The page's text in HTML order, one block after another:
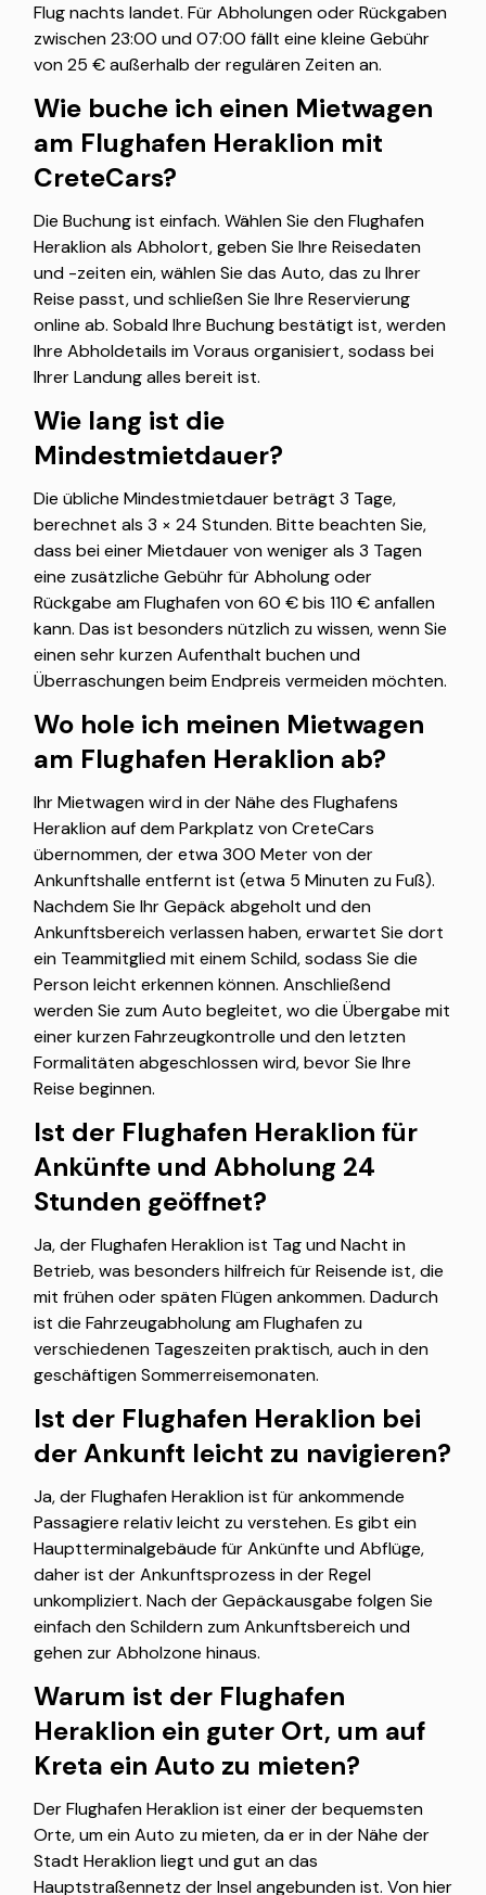
Flug nachts landet. Für Abholungen oder Rückgaben
zwischen 23:00 und 07:00 fällt eine kleine Gebühr
von 25 € außerhalb der regulären Zeiten an.
Wie buche ich einen Mietwagen
am Flughafen Heraklion mit
CreteCars?
Die Buchung ist einfach. Wählen Sie den Flughafen
Heraklion als Abholort, geben Sie Ihre Reisedaten
und -zeiten ein, wählen Sie das Auto, das zu Ihrer
Reise passt, und schließen Sie Ihre Reservierung
online ab. Sobald Ihre Buchung bestätigt ist, werden
Ihre Abholdetails im Voraus organisiert, sodass bei
Ihrer Landung alles bereit ist.
Wie lang ist die
Mindestmietdauer?
Die übliche Mindestmietdauer beträgt 3 Tage,
berechnet als 3 × 24 Stunden. Bitte beachten Sie,
dass bei einer Mietdauer von weniger als 3 Tagen
eine zusätzliche Gebühr für Abholung oder
Rückgabe am Flughafen von 60 € bis 110 € anfallen
kann. Das ist besonders nützlich zu wissen, wenn Sie
einen sehr kurzen Aufenthalt buchen und
Überraschungen beim Endpreis vermeiden möchten.
Wo hole ich meinen Mietwagen
am Flughafen Heraklion ab?
Ihr Mietwagen wird in der Nähe des Flughafens
Heraklion auf dem Parkplatz von CreteCars
übernommen, der etwa 300 Meter von der
Ankunftshalle entfernt ist (etwa 5 Minuten zu Fuß).
Nachdem Sie Ihr Gepäck abgeholt und den
Ankunftsbereich verlassen haben, erwartet Sie dort
ein Teammitglied mit einem Schild, sodass Sie die
Person leicht erkennen können. Anschließend
werden Sie zum Auto begleitet, wo die Übergabe mit
einer kurzen Fahrzeugkontrolle und den letzten
Formalitäten abgeschlossen wird, bevor Sie Ihre
Reise beginnen.
Ist der Flughafen Heraklion für
Ankünfte und Abholung 24
Stunden geöffnet?
Ja, der Flughafen Heraklion ist Tag und Nacht in
Betrieb, was besonders hilfreich für Reisende ist, die
mit frühen oder späten Flügen ankommen. Dadurch
ist die Fahrzeugabholung am Flughafen zu
verschiedenen Tageszeiten praktisch, auch in den
geschäftigen Sommerreisemonaten.
Ist der Flughafen Heraklion bei
der Ankunft leicht zu navigieren?
Ja, der Flughafen Heraklion ist für ankommende
Passagiere relativ leicht zu verstehen. Es gibt ein
Hauptterminalgebäude für Ankünfte und Abflüge,
daher ist der Ankunftsprozess in der Regel
unkompliziert. Nach der Gepäckausgabe folgen Sie
einfach den Schildern zum Ankunftsbereich und
gehen zur Abholzone hinaus.
Warum ist der Flughafen
Heraklion ein guter Ort, um auf
Kreta ein Auto zu mieten?
Der Flughafen Heraklion ist einer der bequemsten
Orte, um ein Auto zu mieten, da er in der Nähe der
Stadt Heraklion liegt und gut an das
Hauptstraßennetz der Insel angebunden ist. Von hier